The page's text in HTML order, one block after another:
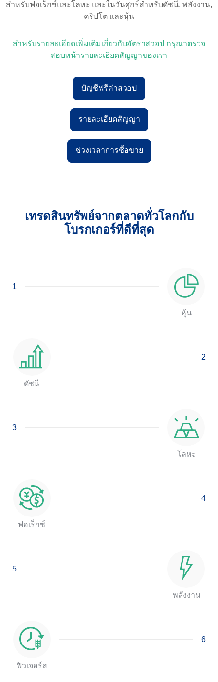
สำหรับฟอเร็กซ์และโลหะ และในวันศุกร์สำหรับดัชนี, พลังงาน,
คริปโต และหุ้น
สำหรับรายละเอียดเพิ่มเติมเกี่ยวกับอัตราสวอป กรุณาตรวจ
สอบหน้ารายละเอียดสัญญาของเรา
บัญชีฟรีค่าสวอป
รายละเอียดสัญญา
ช่วงเวลาการซื้อขาย
เทรดสินทรัพย์จากตลาดทั่วโลกกับ
โบรกเกอร์ที่ดีที่สุด
1
หุ้น
2
ดัชนี
3
โลหะ
4
ฟอเร็กซ์
5
พลังงาน
6
ฟิวเจอร์ส